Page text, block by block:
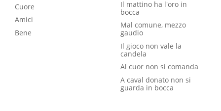
Cuore
Amici
Bene
Il mattino ha l'oro in
bocca
Mal comune, mezzo
gaudio
Il gioco non vale la
candela
Al cuor non si comanda
A caval donato non si
guarda in bocca